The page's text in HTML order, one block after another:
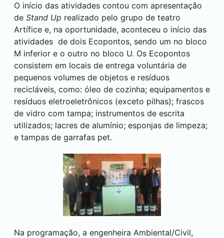
O início das atividades contou com apresentação
de Stand Up realizado pelo grupo de teatro
Artífice e, na oportunidade, aconteceu o início das
atividades de dois Ecopontos, sendo um no bloco
M inferior e o outro no bloco U. Os Ecopontos
consistem em locais de entrega voluntária de
pequenos volumes de objetos e resíduos
recicláveis, como: óleo de cozinha; equipamentos e
resíduos eletroeletrônicos (exceto pilhas); frascos
de vidro com tampa; instrumentos de escrita
utilizados; lacres de alumínio; esponjas de limpeza;
e tampas de garrafas pet.
Na programação, a engenheira Ambiental/Civil,